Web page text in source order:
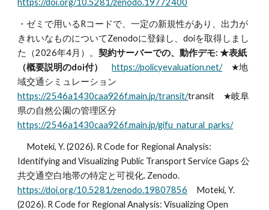
https://doi.org/10.5281/zenodo.19772400
・ゼミで用いるRコードで、一定の新規性があり、出力が
きれいなものについてZenodoに登録し、doiを取得しまし
た
（2026年4月） 。契約サーバーでの、動作デモ: ★表紙
（概要説明のdoi付）
https://policyevaluation.net/★地
域交通シミュレーション
https://2546a1430caa926f.main.jp/transit/transit
★岐阜
県の自然公園の管理区分
https://2546a1430caa926f.main.jp/gifu_natural_parks/
Moteki, Y. (2026). R Code for Regional Analysis:
Identifying and Visualizing Public Transport Service Gaps 公
共交通空白地帯の特定と可視化. Zenodo.
https://doi.org/10.5281/zenodo.19807856 Moteki, Y.
(2026). R Code for Regional Analysis: Visualizing Open